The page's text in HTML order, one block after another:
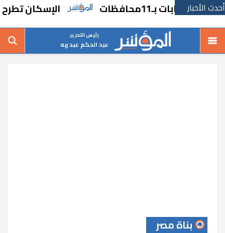
أحدث الأخبار الإسكان تطرح فرص
رئيس التحرير
عبد الحكم عبد ربه
بناة مصر